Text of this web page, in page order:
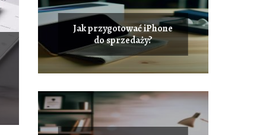
Jak przygotować iPhone
do sprzedaży?